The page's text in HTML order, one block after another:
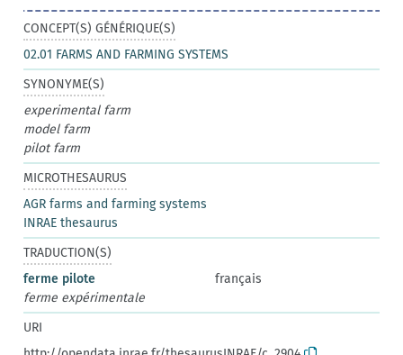
CONCEPT(S) GÉNÉRIQUE(S)
02.01 FARMS AND FARMING SYSTEMS
SYNONYME(S)
experimental farm
model farm
pilot farm
MICROTHESAURUS
AGR farms and farming systems
INRAE thesaurus
TRADUCTION(S)
ferme pilote
français
ferme expérimentale
URI